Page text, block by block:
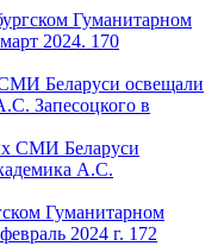
Гуманитарном
2024. 170
СМИ Беларуси
А.С.